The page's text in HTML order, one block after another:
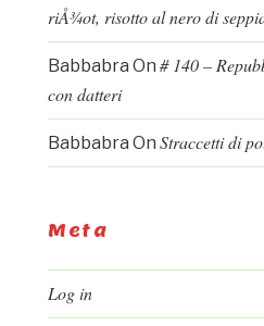
riÅ¾ot, risotto al nero di
Babbabra On # 140 –
con datteri
Babbabra On Straccetti di
Meta
Log in